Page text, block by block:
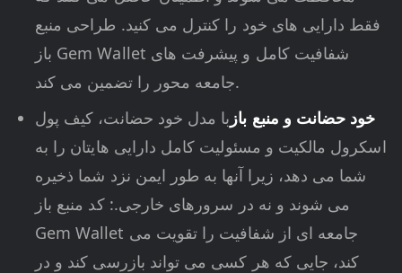
فقط دارایی های خود را کنترل می کنید. طراحی منبع
باز Gem Wallet شفافیت کامل و پیشرفت های
جامعه محور را تضمین می کند.
خود حضانت و منبع باز با مدل خود حضانت، کیف پول
اسکرول مالکیت و مسئولیت کامل دارایی هایتان را به
شما می دهد، زیرا آنها به طور ایمن نزد شما ذخیره
می شوند و نه در سرورهای خارجی.: کد منبع باز
Gem Wallet جامعه ای از شفافیت را تقویت می
کند، جایی که هر کسی می تواند بازرسی کند و در